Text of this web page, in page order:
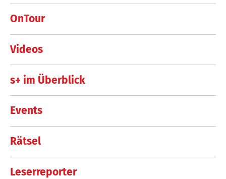
OnTour
Videos
s+ im Überblick
Events
Rätsel
Leserreporter